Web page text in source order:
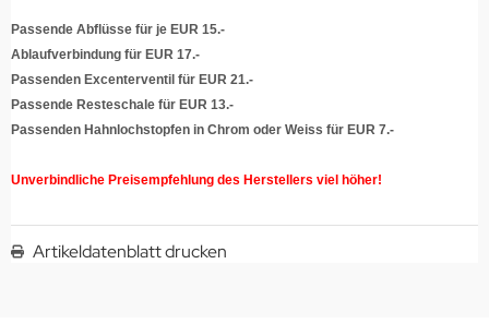
Passende Abflüsse für je EUR 15.-
Ablaufverbindung für EUR 17.-
Passenden Excenterventil für EUR 21.-
Passende Resteschale für EUR 13.-
Passenden Hahnlochstopfen in Chrom oder Weiss für EUR 7.-
Unverbindliche Preisempfehlung des Herstellers viel höher!
Artikeldatenblatt drucken